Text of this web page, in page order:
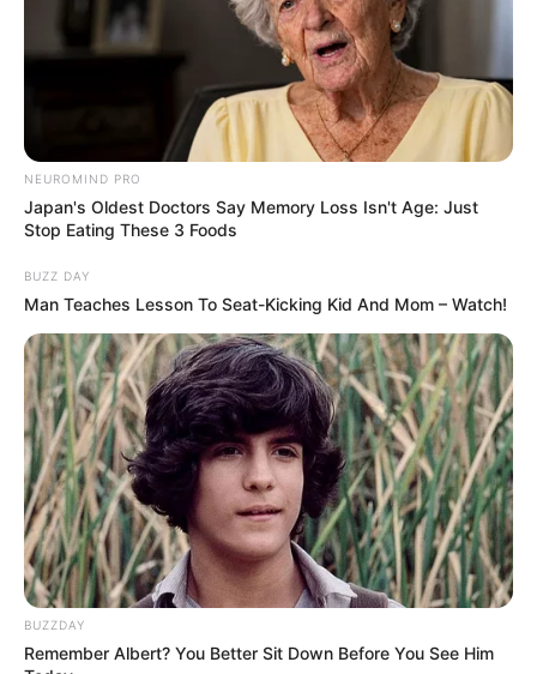
(foto: shopee)
6. Minuman hangat hingga minuman dingin juga ada
di kantor. Karyawan tinggal ambil dalam kulkas yang
tersedia
NEUROMIND PRO
Japan's Oldest Doctors Say Memory Loss Isn't Age: Just
Stop Eating These 3 Foods
BUZZ DAY
Man Teaches Lesson To Seat-Kicking Kid And Mom – Watch!
BUZZDAY
Remember Albert? You Better Sit Down Before You See Him